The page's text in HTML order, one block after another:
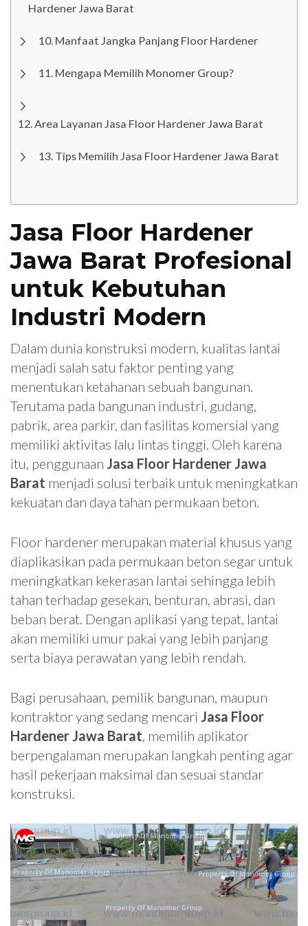
Hardener Jawa Barat
Manfaat Jangka Panjang Floor Hardener
Mengapa Memilih Monomer Group?
Area Layanan Jasa Floor Hardener Jawa Barat
Tips Memilih Jasa Floor Hardener Jawa Barat
Jasa Floor Hardener
Jawa Barat Profesional
untuk Kebutuhan
Industri Modern
Dalam dunia konstruksi modern, kualitas lantai
menjadi salah satu faktor penting yang
menentukan ketahanan sebuah bangunan.
Terutama pada bangunan industri, gudang,
pabrik, area parkir, dan fasilitas komersial yang
memiliki aktivitas lalu lintas tinggi. Oleh karena
itu, penggunaan Jasa Floor Hardener Jawa
Barat menjadi solusi terbaik untuk meningkatkan
kekuatan dan daya tahan permukaan beton.
Floor hardener merupakan material khusus yang
diaplikasikan pada permukaan beton segar untuk
meningkatkan kekerasan lantai sehingga lebih
tahan terhadap gesekan, benturan, abrasi, dan
beban berat. Dengan aplikasi yang tepat, lantai
akan memiliki umur pakai yang lebih panjang
serta biaya perawatan yang lebih rendah.
Bagi perusahaan, pemilik bangunan, maupun
kontraktor yang sedang mencari Jasa Floor
Hardener Jawa Barat , memilih aplikator
berpengalaman merupakan langkah penting agar
hasil pekerjaan maksimal dan sesuai standar
konstruksi.